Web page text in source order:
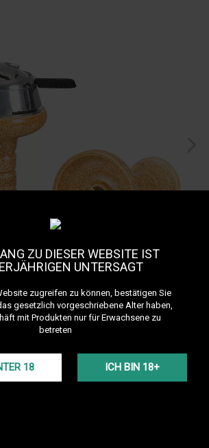
ZU DIESER WEBSITE IST
UNTERSAGT
zugreifen zu können, bestätigen Sie
gesetzlich vorgeschriebene Alter haben,
mit Produkten nur für Erwachsene zu
betreten
18 ICH BIN 18+